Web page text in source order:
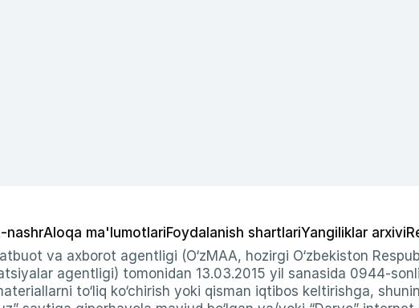
nashrAloqa ma'lumotlariFoydalanish shartlariYangiliklar arxivi
va axborot agentligi (O‘zMAA, hozirgi O‘zbekiston
agentligi) tomonidan 13.03.2015 yil sanasida 0944-
to‘liq ko‘chirish yoki qisman iqtibos keltirishga,